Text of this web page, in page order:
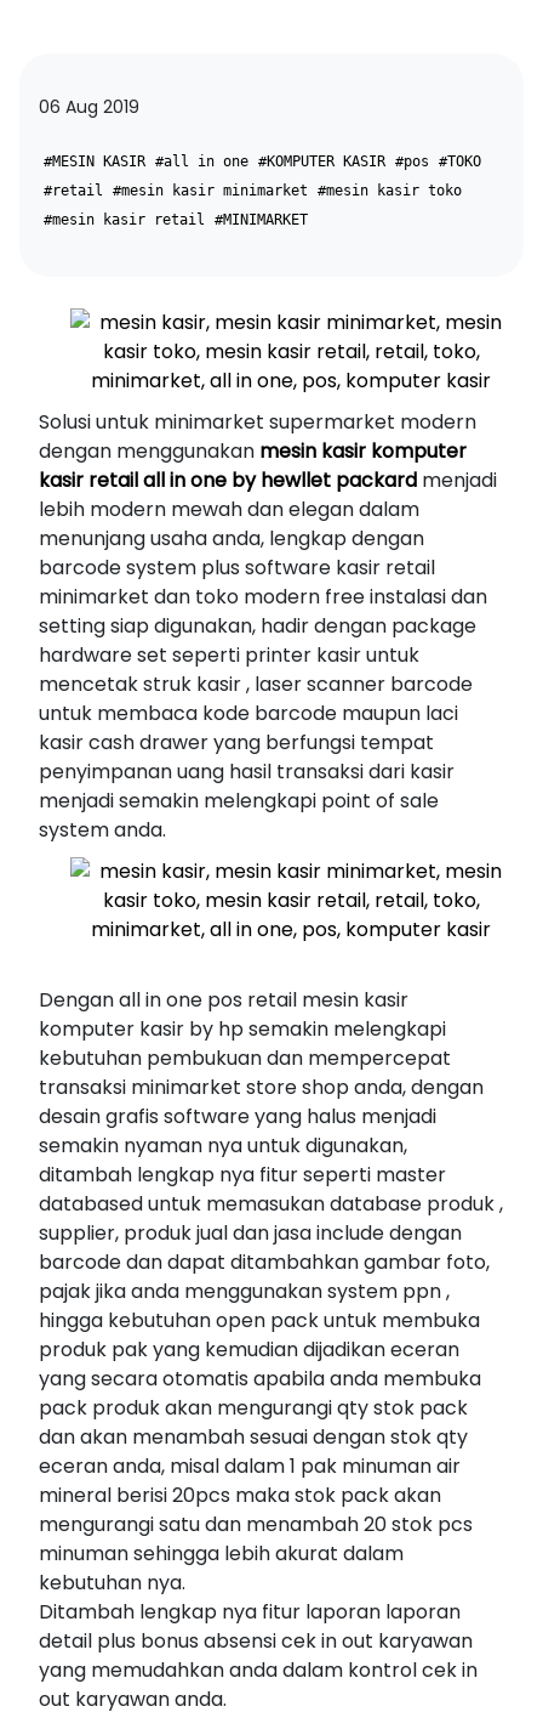
06 Aug 2019
#MESIN KASIR #all in one #KOMPUTER KASIR #pos
#TOKO
#retail
#mesin kasir minimarket
#mesin kasir toko
#mesin kasir retail
#MINIMARKET
Solusi untuk minimarket supermarket modern
dengan menggunakan mesin kasir komputer
kasir retail all in one by hewllet packard menjadi
lebih modern mewah dan elegan dalam
menunjang usaha anda, lengkap dengan
barcode system plus software kasir retail
minimarket dan toko modern free instalasi dan
setting siap digunakan, hadir dengan package
hardware set seperti printer kasir untuk
mencetak struk kasir , laser scanner barcode
untuk membaca kode barcode maupun laci
kasir cash drawer yang berfungsi tempat
penyimpanan uang hasil transaksi dari kasir
menjadi semakin melengkapi point of sale
system anda.
Dengan all in one pos retail mesin kasir
komputer kasir by hp semakin melengkapi
kebutuhan pembukuan dan mempercepat
transaksi minimarket store shop anda, dengan
desain grafis software yang halus menjadi
semakin nyaman nya untuk digunakan,
ditambah lengkap nya fitur seperti master
databased untuk memasukan database produk ,
supplier, produk jual dan jasa include dengan
barcode dan dapat ditambahkan gambar foto,
pajak jika anda menggunakan system ppn ,
hingga kebutuhan open pack untuk membuka
produk pak yang kemudian dijadikan eceran
yang secara otomatis apabila anda membuka
pack produk akan mengurangi qty stok pack
dan akan menambah sesuai dengan stok qty
eceran anda, misal dalam 1 pak minuman air
mineral berisi 20pcs maka stok pack akan
mengurangi satu dan menambah 20 stok pcs
minuman sehingga lebih akurat dalam
kebutuhan nya.
Ditambah lengkap nya fitur laporan laporan
detail plus bonus absensi cek in out karyawan
yang memudahkan anda dalam kontrol cek in
out karyawan anda.